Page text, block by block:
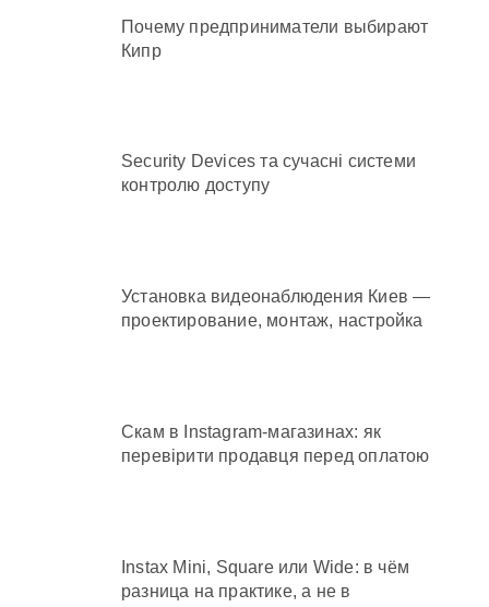
Почему предприниматели выбирают
Кипр
Security Devices та сучасні системи
контролю доступу
Установка видеонаблюдения Киев —
проектирование, монтаж, настройка
Скам в Instagram-магазинах: як
перевірити продавця перед оплатою
Instax Mini, Square или Wide: в чём
разница на практике, а не в